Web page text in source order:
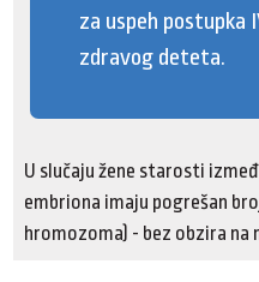
za uspeh postupka
zdravog deteta.
U slučaju žene starosti
embriona imaju pogrešan
hromozoma) - bez obzira na